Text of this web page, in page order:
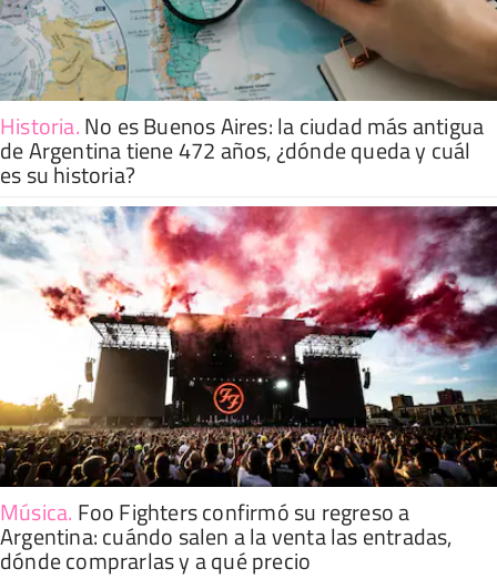
Historia.No es Buenos Aires: la ciudad más antigua
de Argentina tiene 472 años, ¿dónde queda y cuál
es su historia?
Música. Foo Fighters confirmó su regreso a
Argentina: cuándo salen a la venta las entradas,
dónde comprarlas y a qué precio